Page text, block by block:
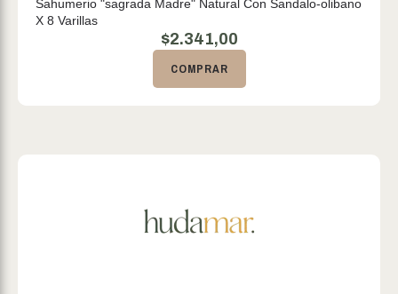
Sahumerio "sagrada Madre" Natural Con Sandalo-olibano
X 8 Varillas
$2.341,00
COMPRAR